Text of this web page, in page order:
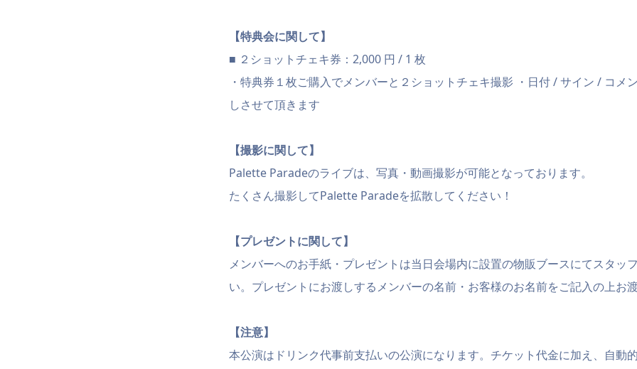
【特典会に関して】
■ ２ショットチェキ券：2,000 円 / 1 枚
・特典券１枚ご購入でメンバーと２ショットチェキ撮影 ・日付 / サイン / コメ
しさせて頂きます
【撮影に関して】
Palette Paradeのライブは、写真・動画撮影が可能となっております。
たくさん撮影してPalette Paradeを拡散してください！
【プレゼントに関して】
メンバーへのお手紙・プレゼントは当日会場内に設置の物販ブースにてスタッ
い。プレゼントにお渡しするメンバーの名前・お客様のお名前をご記入の上お渡
【注意】
本公演はドリンク代事前支払いの公演になります。チケット代金に加え、自動